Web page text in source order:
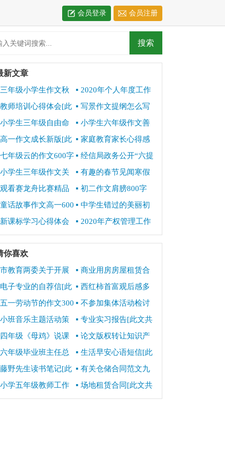
会员登录 会员注册
新文章
三年级小学生作文秋
字]
2020年个人年度工作
教师培训心得体会[此
写景作文提纲怎么写
小学生三年级自由命
3448字]
小学生六年级作文善
字]
高一作文成长新版[此
家庭教育家长心得感
七年级云的作文600字
经信局政务公开“六提
[此文共1288字]
小学生三年级作文关
3464字]
有趣的春节见闻寒假
3418字]
观看赛龙舟比赛精品
字]
初二作文肩膀800字
童话故事作文高一600
中学生错过的美丽初
3639字]
新课标学习心得体会
2020年产权管理工作
你喜欢
市教育两委关于开展
官僚主义问题专项书面
研的通知[此文共771
商业用房房屋租赁合
字]
电子专业的自荐信[此
西红柿首富观后感多
五一劳动节的作文300
不参加集体活动检讨
小班音乐主题活动策
专业实习报告[此文共
四年级《母鸡》说课
论文版权转让知识产
共1422字]
六年级毕业班主任总
生活早安心语短信[此
藤野先生读书笔记[此
有关仓储合同范文九
小学五年级教师工作
场地租赁合同[此文共